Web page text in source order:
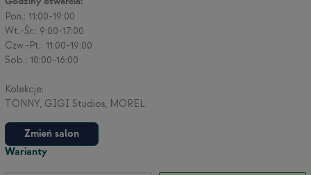
Zmień salon
Pon.: 11:00-19:00
Wt.-Śr.: 9:00-17:00
Czw.-Pt.: 11:00-19:00
Sob.: 10:00-16:00
Kolekcje:
TONNY, GIGI Studios, MOREL
Warianty